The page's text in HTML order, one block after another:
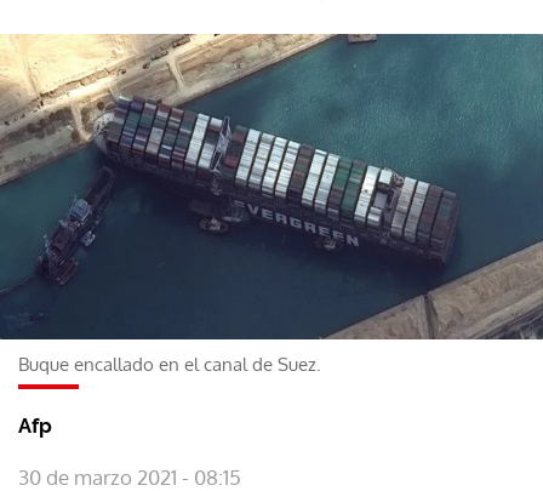
Buque encallado en el canal de Suez.
Afp
30 de marzo 2021 - 08:15